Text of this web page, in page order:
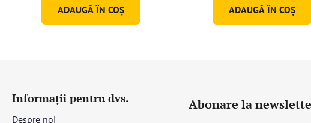
ADAUGĂ ÎN COŞ ADAUGĂ ÎN COŞ
Informații pentru dvs.
Despre noi
Abonare la